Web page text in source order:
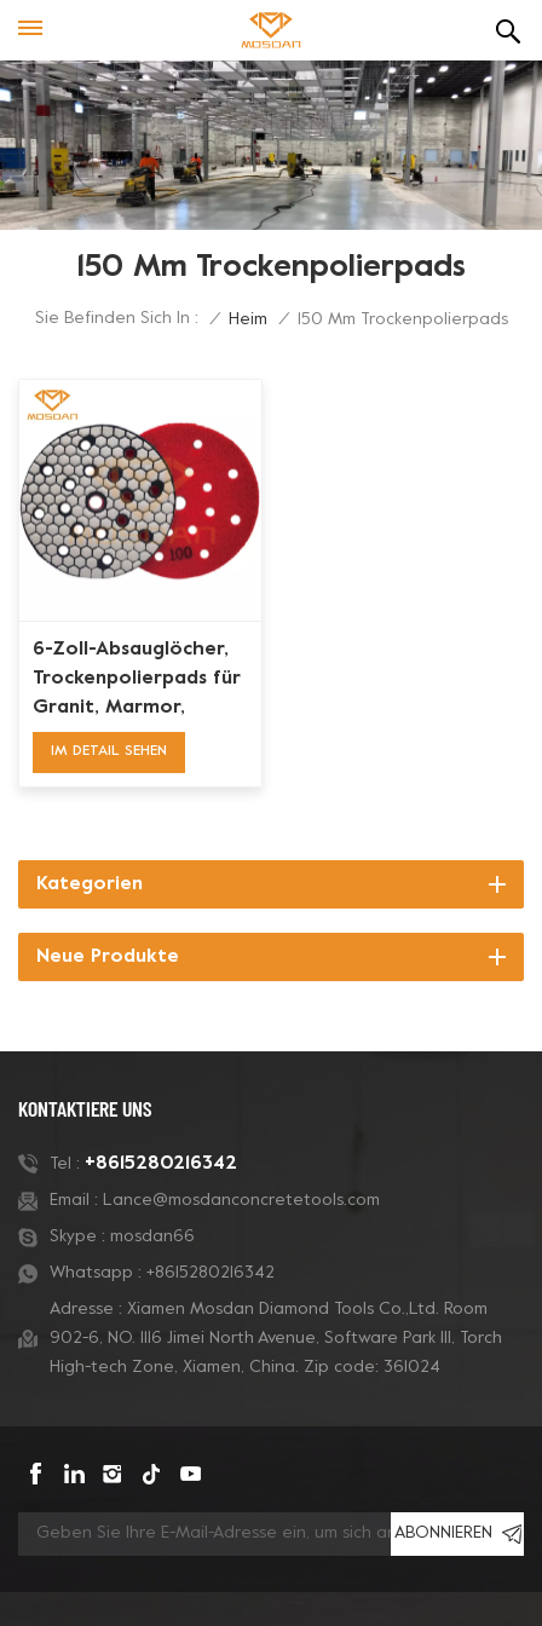
150 Mm Trockenpolierpads
Sie Befinden Sich In : / Heim / 150 Mm Trockenpolierpads
6-Zoll-Absauglöcher,
Trockenpolierpads für
Granit, Marmor,
Quarzbeton
IM DETAIL SEHEN
Kategorien
Neue Produkte
KONTAKTIERE UNS
Tel : +8615280216342
Email : Lance@mosdanconcretetools.com
Skype : mosdan66
Whatsapp : +8615280216342
Adresse : Xiamen Mosdan Diamond Tools Co.,Ltd. Room
902-6, NO. 1116 Jimei North Avenue, Software Park Ill, Torch
High-tech Zone, Xiamen, China. Zip code: 361024
ABONNIEREN